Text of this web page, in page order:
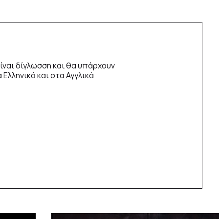
δίγλωσση και θα υπάρχουν
και στα Αγγλικά